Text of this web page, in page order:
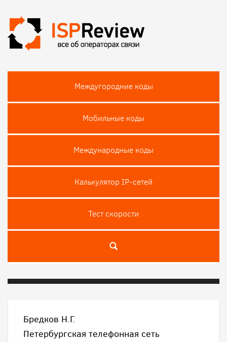
Междугородние коды
Мобильные коды
Международные коды
Калькулятор IP-сетей
Тест скороcти
Бредков Н.Г.
Петербургская телефонная сеть